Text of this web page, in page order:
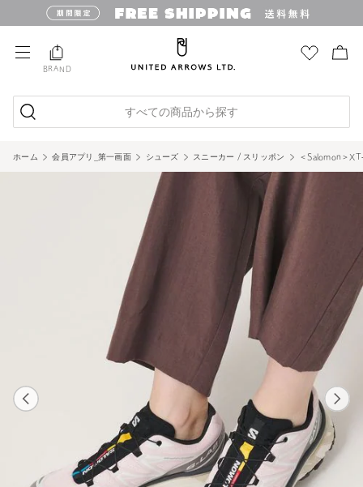
BRAND
すべての商品から探す
ホーム 会員アプリ_第一画面 シューズ スニーカー / スリッポン ＜Salomon＞
2 17
1 17
LT.PINK / 24cm